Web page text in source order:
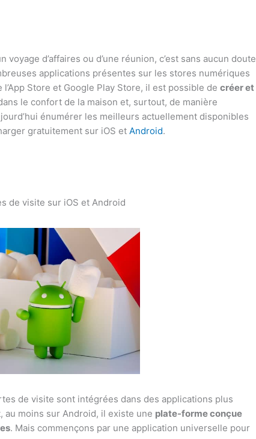
d’affaires ou d’une réunion, c’est sans aucun doute
applications présentes sur les stores numériques
Store et Google Play Store, il est possible de créer et
le confort de la maison et, surtout, de manière
énumérer les meilleurs actuellement disponibles
gratuitement sur iOS et Android.
de visite sur iOS et Android
de visite sont intégrées dans des applications plus
au moins sur Android, il existe une plate-forme conçue
. Mais commençons par une application universelle pour